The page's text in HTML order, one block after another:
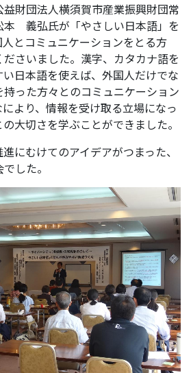
財団法人横須賀市産業振興財団常
本 義弘氏が「やさしい日本語」を
とコミュニケーションをとる方
さいました。漢字、カタカナ語を
日本語を使えば、外国人だけでな
った方々とのコミュニケーション
より、情報を受け取る立場になっ
大切さを学ぶことができました。
にむけてのアイデアがつまった、
した。